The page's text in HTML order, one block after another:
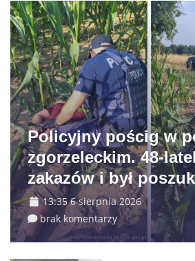
Policyjny pościg w
zgorzeleckim. 48-
zakazów i był
13:35 6 sierpnia 2026
brak komentarzy